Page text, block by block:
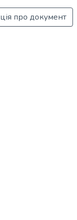
про документ